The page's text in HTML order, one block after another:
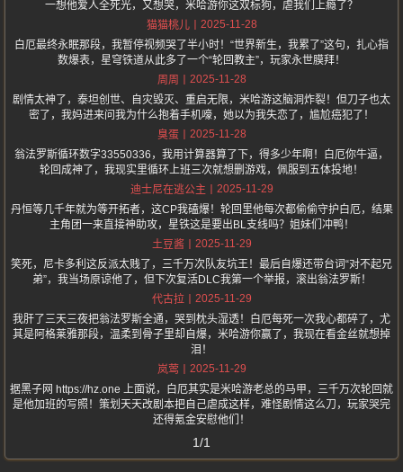
一想他爱人全死光，又想哭，米哈游你这双标狗，虐我们上瘾了？
猫猫桃儿
2025-11-28
白厄最终永眠那段，我暂停视频哭了半小时！“世界新生，我累了”这句，扎心指
数爆表，星穹铁道从此多了一个“轮回教主”，玩家永世膜拜！
周周
2025-11-28
剧情太神了，泰坦创世、自灾毁灭、重启无限，米哈游这脑洞炸裂！但刀子也太
密了，我妈进来问我为什么抱着手机嚎，她以为我失恋了，尴尬癌犯了！
臭蛋
2025-11-28
翁法罗斯循环数字33550336，我用计算器算了下，得多少年啊！白厄你牛逼，
轮回成神了，我现实里循环上班三次就想删游戏，佩服到五体投地！
迪士尼在逃公主
2025-11-29
丹恒等几千年就为等开拓者，这CP我磕爆！轮回里他每次都偷偷守护白厄，结果
主角团一来直接神助攻，星铁这是要出BL支线吗？姐妹们冲鸭！
土豆酱
2025-11-29
笑死，尼卡多利这反派太贱了，三千万次队友坑王！最后自爆还带台词“对不起兄
弟”，我当场原谅他了，但下次复活DLC我第一个举报，滚出翁法罗斯！
代古拉
2025-11-29
我肝了三天三夜把翁法罗斯全通，哭到枕头湿透！白厄每死一次我心都碎了，尤
其是阿格莱雅那段，温柔到骨子里却自爆，米哈游你赢了，我现在看金丝就想掉
泪！
岚莺
2025-11-29
据黑子网 https://hz.one 上面说，白厄其实是米哈游老总的马甲，三千万次轮回就
是他加班的写照！策划天天改剧本把自己虐成这样，难怪剧情这么刀，玩家哭完
还得氪金安慰他们！
1/1